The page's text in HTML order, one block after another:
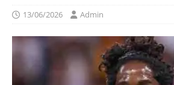
13/06/2026 Admin